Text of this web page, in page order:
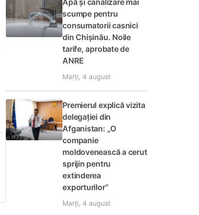
Apă și canalizare mai
scumpe pentru
consumatorii casnici
din Chișinău. Noile
tarife, aprobate de
ANRE
Marți, 4 august
Premierul explică vizita
delegației din
Afganistan: „O
companie
moldovenească a cerut
sprijin pentru
extinderea
exporturilor”
Marți, 4 august